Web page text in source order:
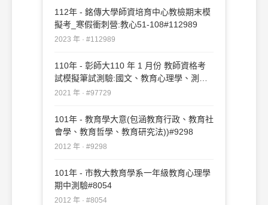
112年 - 銘傳大學師資培育中心教檢期末模
擬考_寒假衝刺營:教心51-108#112989
2023 年 · #112989
110年 - 彰師大110 年 1 月份 教師資格考
試模擬筆試測驗:國文、教育心理學、測驗
與統計教育社會學#97729
2021 年 · #97729
101年 - 教育學大意(包涵教育行政、教育社
會學、教育哲學、教育研究法))#9298
2012 年 · #9298
101年 - 市教大教育學系一年級教育心理學
期中測驗#8054
2012 年 · #8054